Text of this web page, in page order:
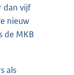
dan vijf
nieuw
de MKB
als